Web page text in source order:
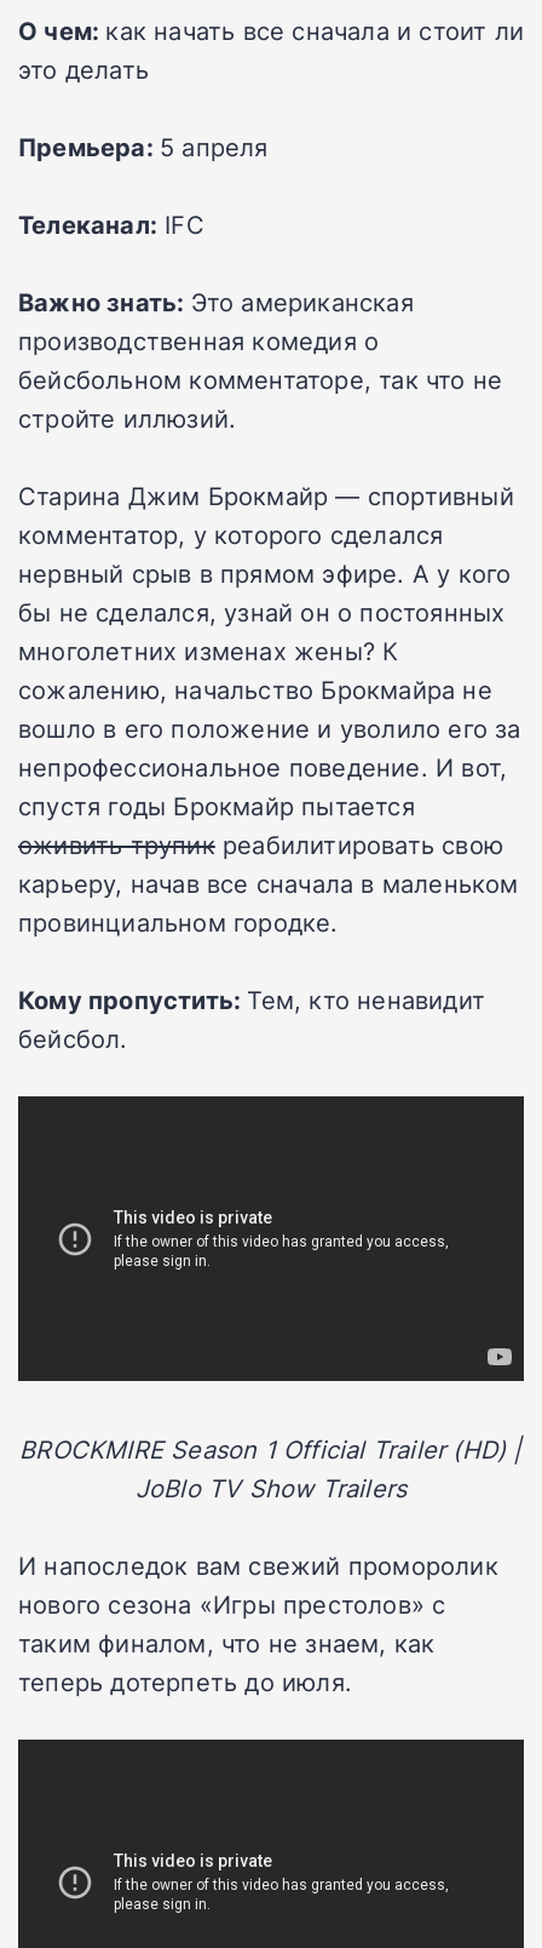
О чем: как начать все сначала и стоит ли
это делать
Премьера: 5 апреля
Телеканал: IFC
Важно знать: Это американская
производственная комедия о
бейсбольном комментаторе, так что не
стройте иллюзий.
Старина Джим Брокмайр — спортивный
комментатор, у которого сделался
нервный срыв в прямом эфире. А у кого
бы не сделался, узнай он о постоянных
многолетних изменах жены? К
сожалению, начальство Брокмайра не
вошло в его положение и уволило его за
непрофессиональное поведение. И вот,
спустя годы Брокмайр пытается
оживить трупикреабилитировать свою
карьеру, начав все сначала в маленьком
провинциальном городке.
Кому пропустить: Тем, кто ненавидит
бейсбол.
BROCKMIRE Season 1 Official Trailer (HD) |
JoBlo TV Show Trailers
И напоследок вам свежий проморолик
нового сезона «Игры престолов» с
таким финалом, что не знаем, как
теперь дотерпеть до июля.